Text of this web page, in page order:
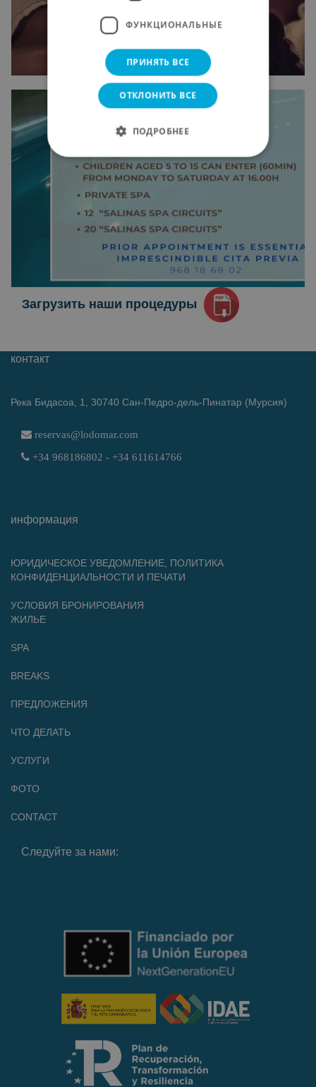
Загрузить наши процедуры
контакт
Река Бидасоа, 1, 30740 Сан-Педро-дель-Пинатар (Мурсия)
reservas@lodomar.com
+34 968186802 - +34 611614766
информация
ЮРИДИЧЕСКОЕ УВЕДОМЛЕНИЕ, ПОЛИТИКА
КОНФИДЕНЦИАЛЬНОСТИ И ПЕЧАТИ
УСЛОВИЯ БРОНИРОВАНИЯ
ЖИЛЬЕ
SPA
BREAKS
ПРЕДЛОЖЕНИЯ
ЧТО ДЕЛАТЬ
УСЛУГИ
ФОТО
CONTACT
Следуйте за нами:
ФУНКЦИОНАЛЬНЫЕ
ПРИНЯТЬ ВСЕ
ОТКЛОНИТЬ ВСЕ
ПОДРОБНЕЕ